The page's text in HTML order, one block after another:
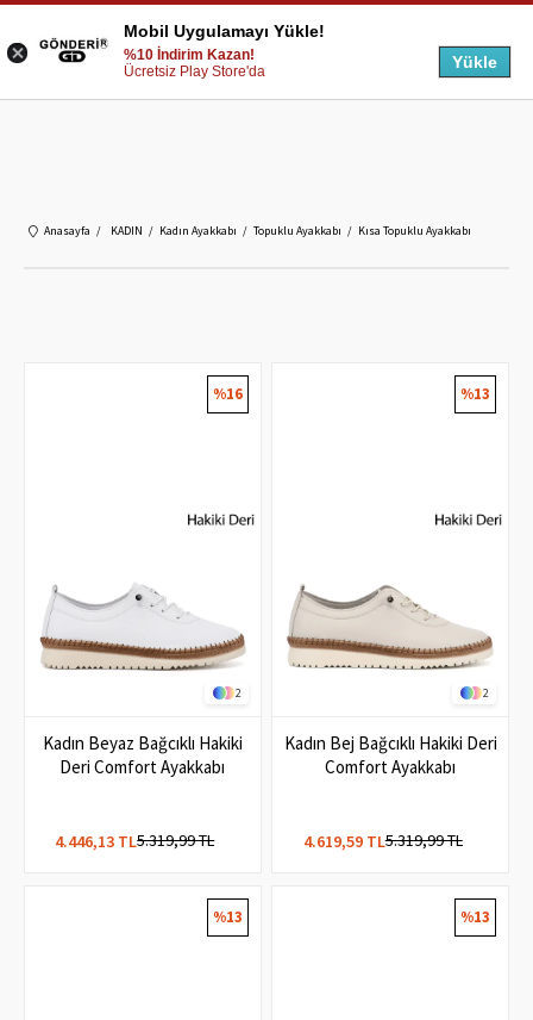
Anasayfa KADIN Kadın Ayakkabı Topuklu Ayakkabı Kısa Topuklu Ayakkabı
2
Kadın Beyaz Bağcıklı Hakiki
Deri Comfort Ayakkabı
4.446,13 TL5.319,99 TL
%16
2
Kadın Bej Bağcıklı Hakiki Deri
Comfort Ayakkabı
4.619,59 TL5.319,99 TL
%13
%13 %13
Mobil Uygulamayı Yükle!
%10 İndirim Kazan!
Ücretsiz Play Store'da
Yükle